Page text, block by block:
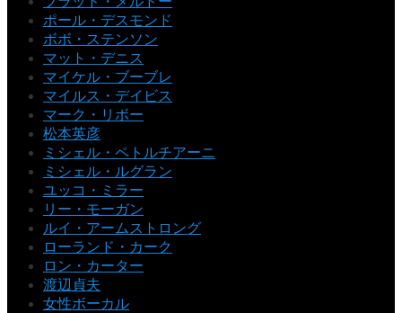
ポール・デスモンド
ボボ・ステンソン
マット・デニス
マイケル・ブーブレ
マイルス・デイビス
マーク・リボー
松本英彦
ミシェル・ペトルチアーニ
ミシェル・ルグラン
ユッコ・ミラー
リー・モーガン
ルイ・アームストロング
ローランド・カーク
ロン・カーター
渡辺貞夫
女性ボーカル